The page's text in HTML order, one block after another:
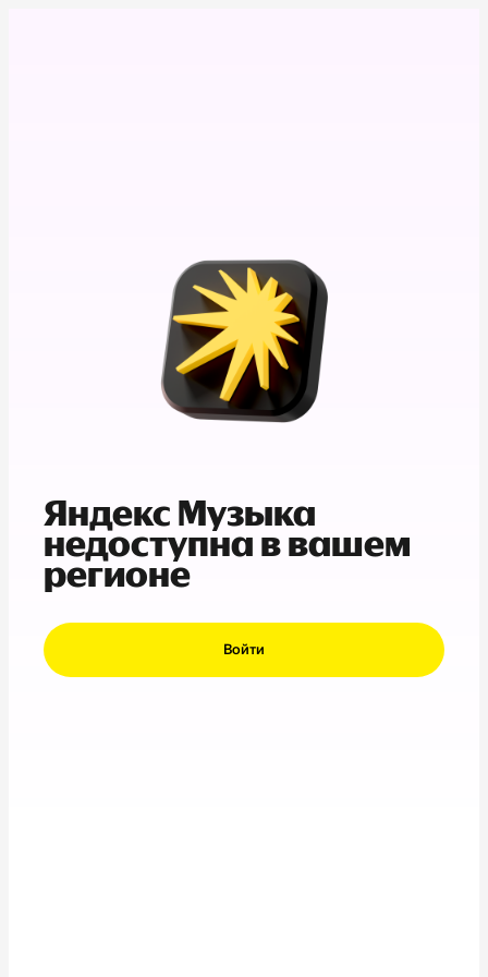
Яндекс Музыка
недоступна в вашем
регионе
Войти